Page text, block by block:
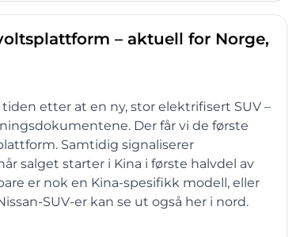
– aktuell for Norge,
etter at en ny, stor elektrifisert SUV –
Der får vi de første
Samtidig signaliserer
salget starter i Kina i første halvdel av
er nok en Kina-spesifikk modell, eller
SUV-er kan se ut også her i nord.